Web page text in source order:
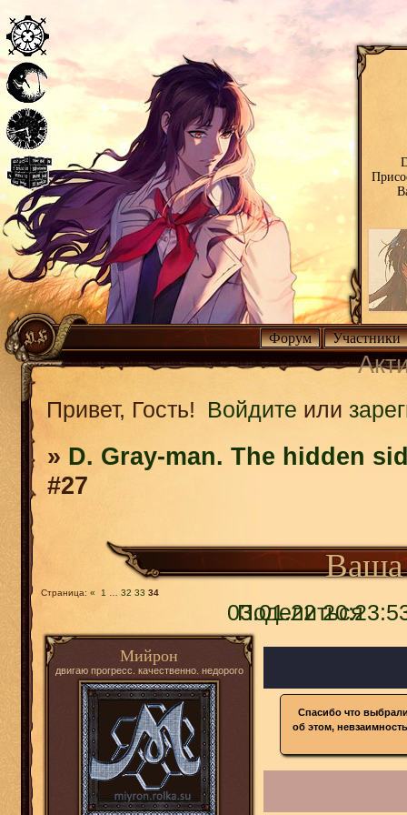
Форум Участники
Привет, Гость! Войдите или
» D. Gray-man. The hidden
#27
Ваша
Страница: « 1 32 33 34
Поделиться
03.01.22
Мийрон
двигаю прогресс. качественно. недорого
Спасибо что
об этом,